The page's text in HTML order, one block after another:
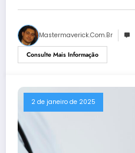
Mastermaverick.com.br
Consulte Mais Informação
2 de janeiro de 2025